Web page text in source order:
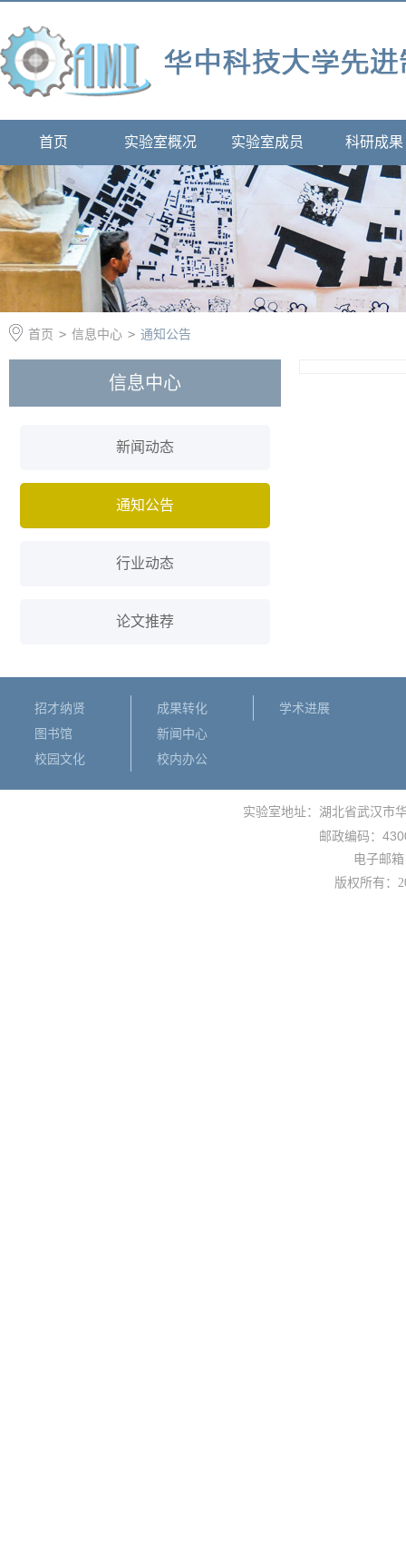
首页 实验室概况 实验室成员 科研成果
首页 > 信息中心 > 通知公告
信息中心
新闻动态
通知公告
行业动态
论文推荐
招才纳贤
图书馆
校园文化
成果转化
新闻中心
校内办公
学术进展
实验室地址：湖北省武汉市
邮政编码：
电子邮
版权所有：